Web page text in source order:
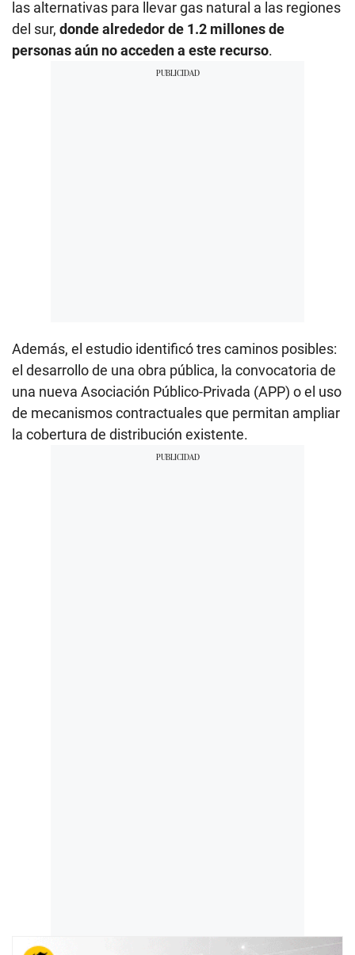
las alternativas para llevar gas natural a las regiones
del sur, donde alrededor de 1.2 millones de
personas aún no acceden a este recurso.
Además, el estudio identificó tres caminos posibles:
el desarrollo de una obra pública, la convocatoria de
una nueva Asociación Público-Privada (APP) o el uso
de mecanismos contractuales que permitan ampliar
la cobertura de distribución existente.